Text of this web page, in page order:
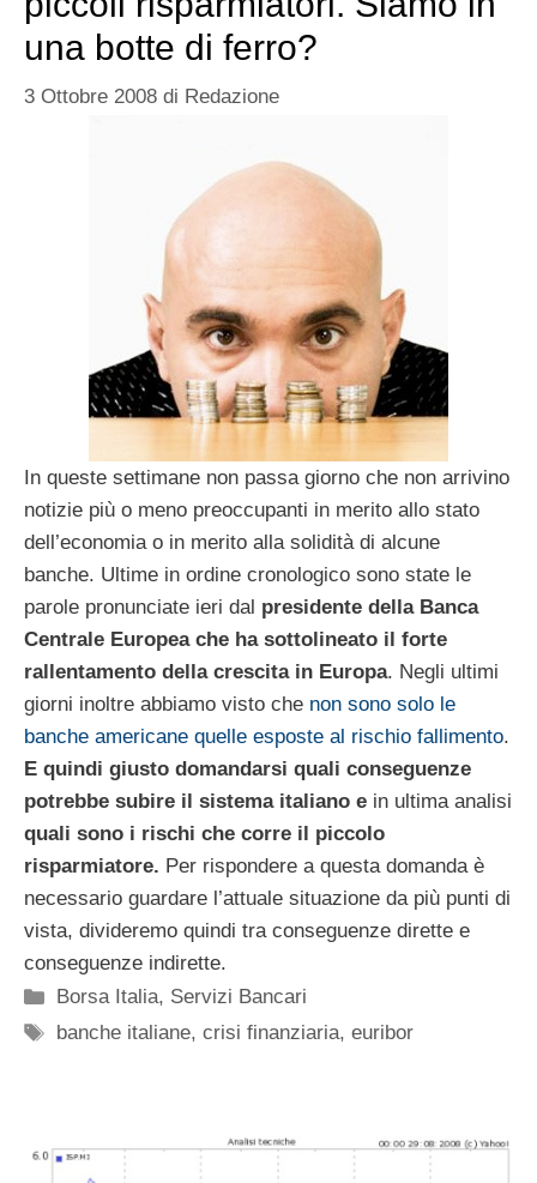
una botte di ferro?
3 Ottobre 2008 di Redazione
In queste settimane non passa giorno che non arrivino
notizie più o meno preoccupanti in merito allo stato
dell’economia o in merito alla solidità di alcune
banche. Ultime in ordine cronologico sono state le
parole pronunciate ieri dal presidente della Banca
Centrale Europea che ha sottolineato il forte
rallentamento della crescita in Europa. Negli ultimi
giorni inoltre abbiamo visto che non sono solo le
banche americane quelle esposte al rischio fallimento.
E quindi giusto domandarsi quali conseguenze
potrebbe subire il sistema italiano e in ultima analisi
quali sono i rischi che corre il piccolo
risparmiatore. Per rispondere a questa domanda è
necessario guardare l’attuale situazione da più punti di
vista, divideremo quindi tra conseguenze dirette e
conseguenze indirette.
Categorie
Borsa Italia, Servizi Bancari
Tag
banche italiane,crisi finanziaria,euribor